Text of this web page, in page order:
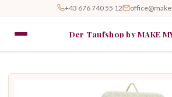
+43 676 740 55 12
Der Taufshop by MAKE